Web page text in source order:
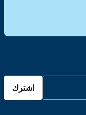
اشترك